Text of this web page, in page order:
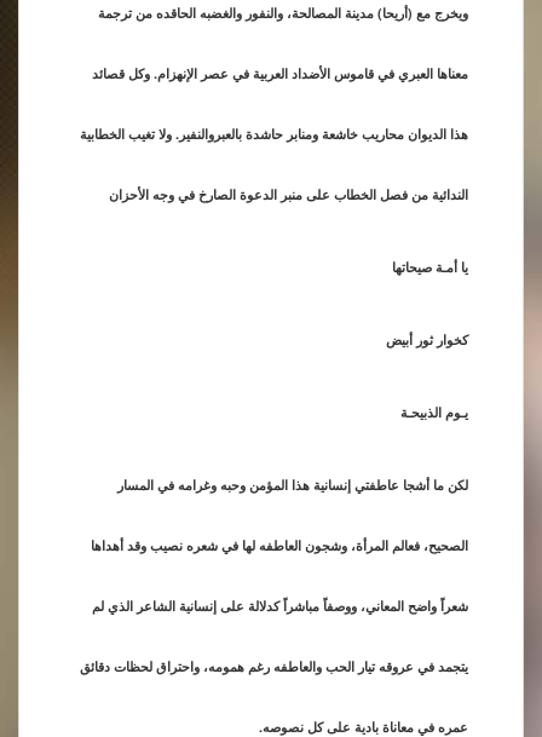
ويخرج مع (أريحا) مدينة المصالحة، والنفور والغضبه الحاقده من ترجمة
معناها العبري في قاموس الأضداد العربية في عصر الإنهزام. وكل قصائد
هذا الديوان محاريب خاشعة ومنابر حاشدة بالعبروالنفير. ولا تغيب الخطابية
الندائية من فصل الخطاب على منبر الدعوة الصارخ في وجه الأحزان
يا أمـة صيحاتها
كخوار ثور أبيض
يـوم الذبيحـة
لكن ما أشجا عاطفتي إنسانية هذا المؤمن وحبه وغرامه في المسار
الصحيح، فعالم المرأة، وشجون العاطفه لها في شعره نصيب وقد أهداها
شعراً واضح المعاني، ووصفاً مباشراً كدلالة على إنسانية الشاعر الذي لم
يتجمد في عروقه تيار الحب والعاطفه رغم همومه، واحتراق لحظات دقائق
عمره في معاناة بادية على كل نصوصه.